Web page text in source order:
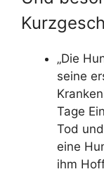
„Die
seine
Tage
Tod
eine
ihm